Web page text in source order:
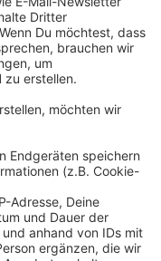
den Online-
in einer der
16:09
weiter verfügbar.
aktuell